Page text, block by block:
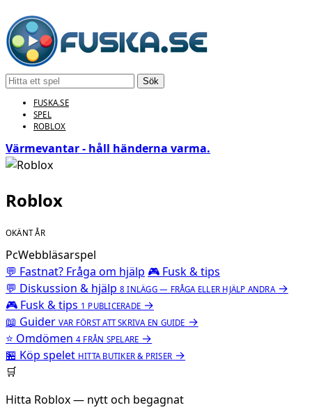
Sök
FUSKA.SE
SPEL
ROBLOX
Värmevantar - håll händerna varma.
Roblox
OKÄNT ÅR
PcWebbläsarspel
💬 Fastnat? Fråga om hjälp 🎮 Fusk & tips
💬 Diskussion & hjälp 8 INLÄGG — FRÅGA ELLER HJÄLP ANDRA →
🎮 Fusk & tips 1 PUBLICERADE →
📖 Guider VAR FÖRST ATT SKRIVA EN GUIDE →
⭐ Omdömen 4 FRÅN SPELARE →
🏪 Köp spelet HITTA BUTIKER & PRISER →
🛒
Hitta Roblox — nytt och begagnat